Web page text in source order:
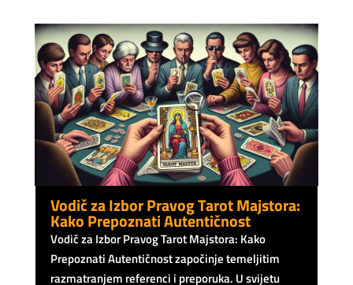
Vodič za Izbor Pravog Tarot Majstora:
Kako Prepoznati Autentičnost
Vodič za Izbor Pravog Tarot Majstora: Kako
Prepoznati Autentičnost započinje temeljitim
razmatranjem referenci i preporuka. U svijetu